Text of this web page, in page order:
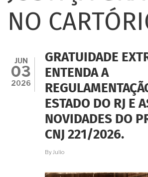
NO
JUN
03
2026
GRATUIDADE
ENTENDA A
ESTADO DO RJ E
NOVIDADES DO
CNJ 221/2026.
By Julio